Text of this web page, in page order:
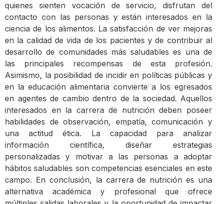
quienes sienten vocación de servicio, disfrutan del
contacto con las personas y están interesados en la
ciencia de los alimentos. La satisfacción de ver mejoras
en la calidad de vida de los pacientes y de contribuir al
desarrollo de comunidades más saludables es una de
las principales recompensas de esta profesión.
Asimismo, la posibilidad de incidir en políticas públicas y
en la educación alimentaria convierte a los egresados
en agentes de cambio dentro de la sociedad. Aquellos
interesados en la carrera de nutrición deben poseer
habilidades de observación, empatía, comunicación y
una actitud ética. La capacidad para analizar
información científica, diseñar estrategias
personalizadas y motivar a las personas a adoptar
hábitos saludables son competencias esenciales en este
campo. En conclusión, la carrera de nutrición es una
alternativa académica y profesional que ofrece